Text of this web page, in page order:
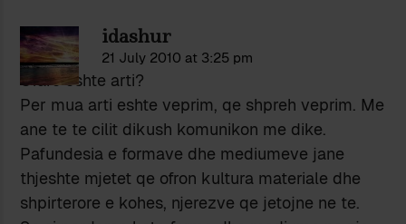
idashur
21 July 2010 at 3:25 pm
Cfare eshte arti?
Per mua arti eshte veprim, qe shpreh veprim. Me
ane te te cilit dikush komunikon me dike.
Pafundesia e formave dhe mediumeve jane
thjeshte mjetet qe ofron kultura materiale dhe
shpirterore e kohes, njerezve qe jetojne ne te.